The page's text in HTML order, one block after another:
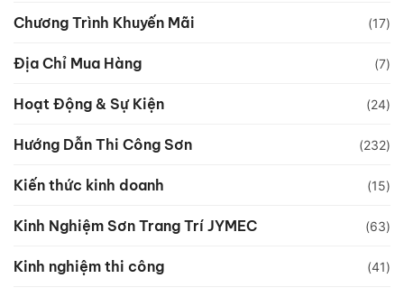
Chương Trình Khuyến Mãi (17)
Địa Chỉ Mua Hàng (7)
Hoạt Động & Sự Kiện (24)
Hướng Dẫn Thi Công Sơn (232)
Kiến thức kinh doanh (15)
Kinh Nghiệm Sơn Trang Trí JYMEC (63)
Kinh nghiệm thi công (41)